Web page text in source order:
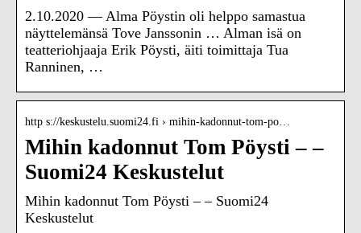
2.10.2020 — Alma Pöystin oli helppo samastua
näyttelemänsä Tove Janssonin … Alman isä on
teatteriohjaaja Erik Pöysti, äiti toimittaja Tua
Ranninen, …
http s://keskustelu.suomi24.fi › mihin-kadonnut-tom-po…
Mihin kadonnut Tom Pöysti – –
Suomi24 Keskustelut
Mihin kadonnut Tom Pöysti – – Suomi24
Keskustelut